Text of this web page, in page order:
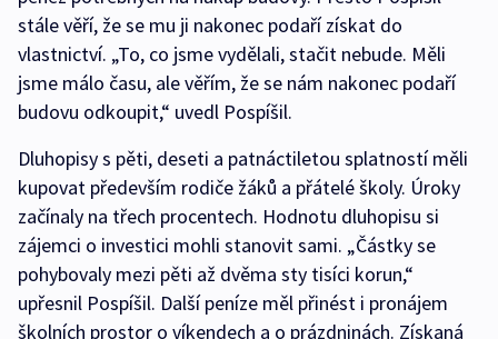
stále věří, že se mu ji nakonec podaří získat do
vlastnictví. „To, co jsme vydělali, stačit nebude. Měli
jsme málo času, ale věřím, že se nám nakonec podaří
budovu odkoupit,“ uvedl Pospíšil.
Dluhopisy s pěti, deseti a patnáctiletou splatností měli
kupovat především rodiče žáků a přátelé školy. Úroky
začínaly na třech procentech. Hodnotu dluhopisu si
zájemci o investici mohli stanovit sami. „Částky se
pohybovaly mezi pěti až dvěma sty tisíci korun,“
upřesnil Pospíšil. Další peníze měl přinést i pronájem
školních prostor o víkendech a o prázdninách. Získaná